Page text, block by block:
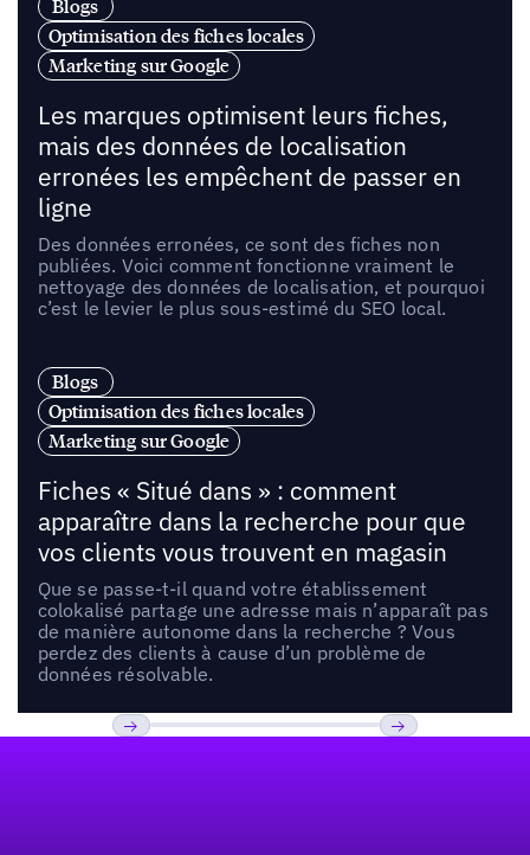
Blogs
Optimisation des fiches locales
Marketing sur Google
Les marques optimisent leurs fiches,
mais des données de localisation
erronées les empêchent de passer en
ligne
Des données erronées, ce sont des fiches non
publiées. Voici comment fonctionne vraiment le
nettoyage des données de localisation, et pourquoi
c’est le levier le plus sous-estimé du SEO local.
Blogs
Optimisation des fiches locales
Marketing sur Google
Fiches « Situé dans » : comment
apparaître dans la recherche pour que
vos clients vous trouvent en magasin
Que se passe-t-il quand votre établissement
colokalisé partage une adresse mais n’apparaît pas
de manière autonome dans la recherche ? Vous
perdez des clients à cause d’un problème de
données résolvable.